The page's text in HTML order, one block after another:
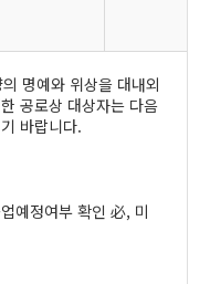
명예와 위상을 대내외
공로상 대상자는 다음
바랍니다.
예정여부 확인 必, 미